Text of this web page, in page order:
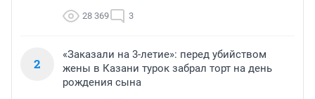
28 369 3
2
«Заказали на 3-летие»: перед убийством
жены в Казани турок забрал торт на день
рождения сына